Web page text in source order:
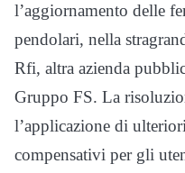
l’aggiornamento delle
pendolari, nella
Rfi, altra azienda
Gruppo FS. La
l’applicazione di
compensativi per gli